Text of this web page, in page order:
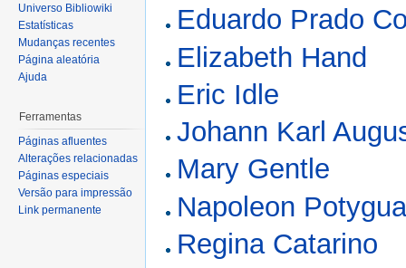
Eduardo Prado
Elizabeth Hand
Eric Idle
Johann Karl
Mary Gentle
Napoleon
Regina Catarino
Universo Bibliowiki
Estatísticas
Mudanças recentes
Página aleatória
Ajuda
Ferramentas
Páginas afluentes
Alterações relacionadas
Páginas especiais
Versão para impressão
Link permanente